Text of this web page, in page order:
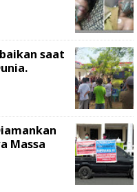
saat
Massa